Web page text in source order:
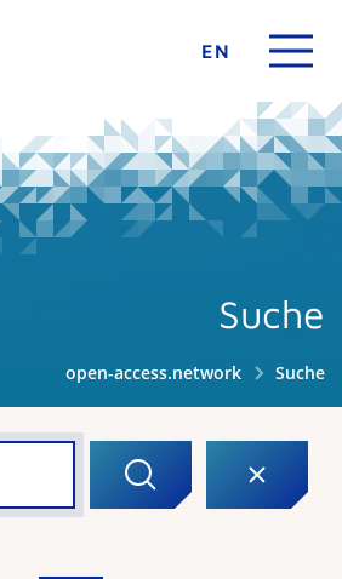
EN
Suche
open-access.network Suche